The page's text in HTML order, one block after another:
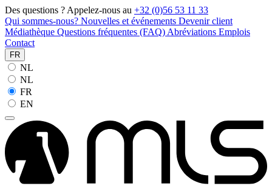
Des questions ? Appelez-nous au +32 (0)56 53 11 33
Qui sommes-nous? Nouvelles et événements Devenir client
Médiathèque Questions fréquentes (FAQ) Abréviations Emplois
Contact
FR
NL
NL
FR
EN